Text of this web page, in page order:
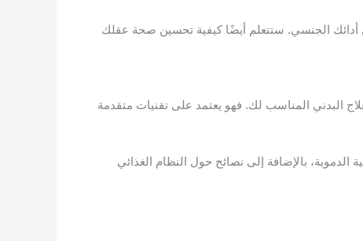
أدائك الجنسي. ستتعلم أيضًا كيفية تحسين صحة عقلك
البدني المناسب لك. فهو يعتمد على تقنيات متقدمة
بالإضافة إلى نصائح حول النظام الغذائي